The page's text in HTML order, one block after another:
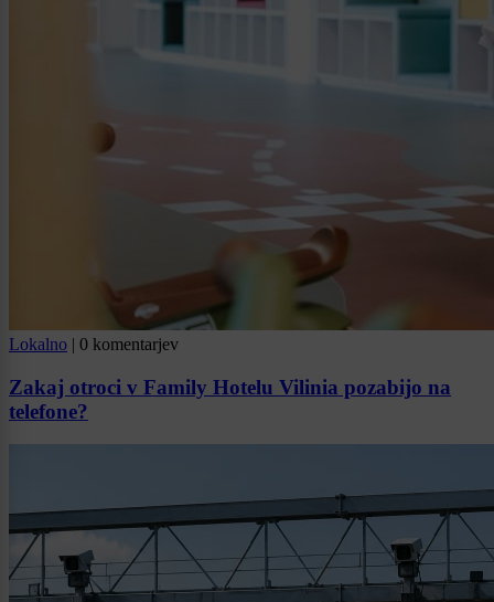
Lokalno | 0 komentarjev
Zakaj otroci v Family Hotelu Vilinia pozabijo na
telefone?